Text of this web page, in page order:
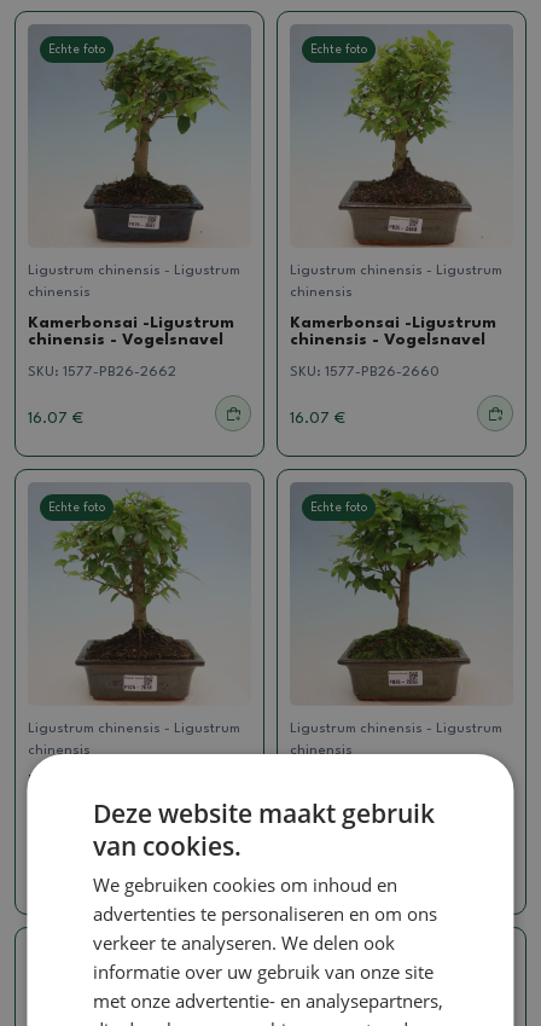
Echte foto
Ligustrum chinensis - Ligustrum
chinensis
Kamerbonsai -Ligustrum
chinensis - Vogelsnavel
SKU: 1577-PB26-2662
16.07 €
Echte foto
Ligustrum chinensis - Ligustrum
chinensis
Kamerbonsai -Ligustrum
chinensis - Vogelsnavel
SKU: 1577-PB26-2660
16.07 €
Echte foto
Ligustrum chinensis - Ligustrum
chinensis
Kamerbonsai -Ligustrum
Echte foto
Ligustrum chinensis - Ligustrum
chinensis
1577-PB26-2656
16.07 €
Echte foto Echte foto
Deze website maakt gebruik
van cookies.
We gebruiken cookies om inhoud en
advertenties te personaliseren en om ons
verkeer te analyseren. We delen ook
informatie over uw gebruik van onze site
met onze advertentie- en analysepartners,